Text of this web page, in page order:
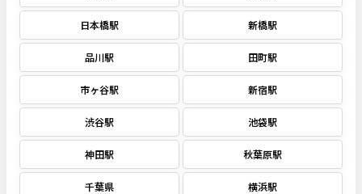
日本橋駅 新橋駅
品川駅 田町駅
市ヶ谷駅 新宿駅
渋谷駅 池袋駅
神田駅 秋葉原駅
千葉県 横浜駅